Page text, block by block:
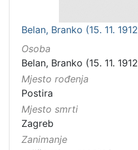
Belan, Branko (15. 11.
Osoba
Belan, Branko (15. 11.
Mjesto rođenja
Postira
Mjesto smrti
Zagreb
Zanimanje